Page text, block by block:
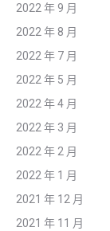
2022 年 9 月
2022 年 8 月
2022 年 7 月
2022 年 5 月
2022 年 4 月
2022 年 3 月
2022 年 2 月
2022 年 1 月
2021 年 12 月
2021 年 11 月